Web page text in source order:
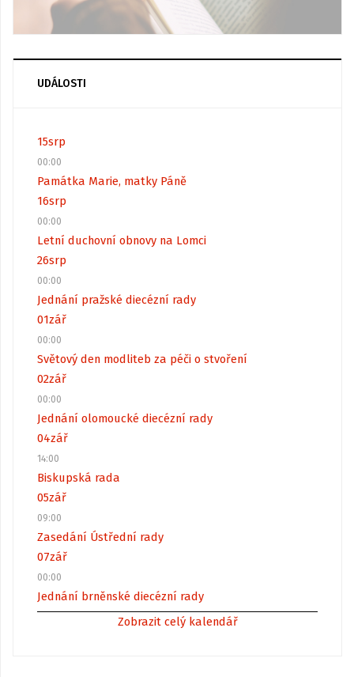
UDÁLOSTI
15srp
00:00
Památka Marie, matky Páně
16srp
00:00
Letní duchovní obnovy na Lomci
26srp
00:00
Jednání pražské diecézní rady
01zář
00:00
Světový den modliteb za péči o stvoření
02zář
00:00
Jednání olomoucké diecézní rady
04zář
14:00
Biskupská rada
05zář
09:00
Zasedání Ústřední rady
07zář
00:00
Jednání brněnské diecézní rady
Zobrazit celý kalendář